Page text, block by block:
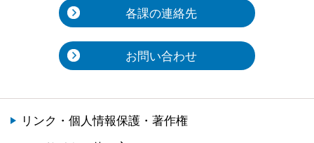
各課の連絡先
お問い合わせ
リンク・個人情報保護・著作権